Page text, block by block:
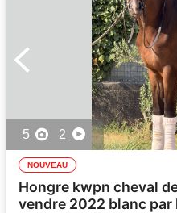
5 2
NOUVEAU
Hongre kwpn cheval
vendre 2022 blanc par